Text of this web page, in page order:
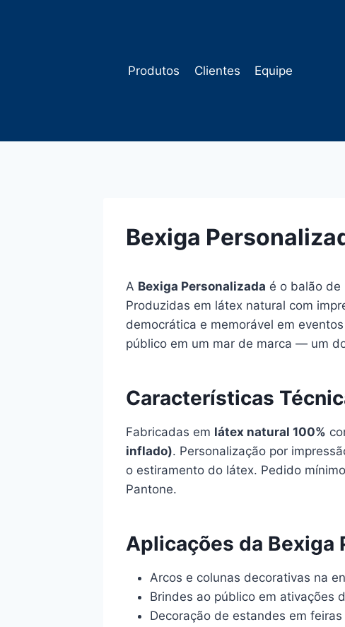
Produtos Clientes Equipe
Bexiga
A Bexiga Personalizada é o balão de
Produzidas em látex natural com
democrática e memorável em
público em um mar de marca — um
Características
Fabricadas em látex natural 100%
inflado). Personalização por
o estiramento do látex. Pedido
Pantone.
Aplicações da Bexiga
Arcos e colunas decorativas na
Brindes ao público em ativações
Decoração de estandes em